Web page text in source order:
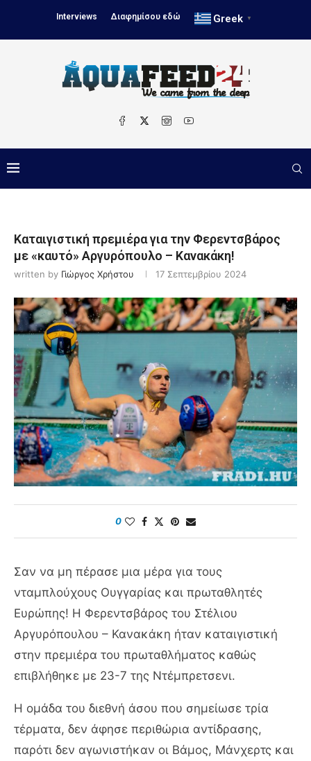
Interviews Διαφημίσου εδώ Greek ▼
Καταιγιστική πρεμιέρα για την Φερεντσβάρος
με «καυτό» Αργυρόπουλο – Κανακάκη!
written by Γιώργος Χρήστου 17 Σεπτεμβρίου 2024
0
Σαν να μη πέρασε μια μέρα για τους
νταμπλούχους Ουγγαρίας και πρωταθλητές
Ευρώπης! Η Φερεντσβάρος του Στέλιου
Αργυρόπουλου – Κανακάκη ήταν καταιγιστική
στην πρεμιέρα του πρωταθλήματος καθώς
επιβλήθηκε με 23-7 της Ντέμπρετσενι.
Η ομάδα του διεθνή άσου που σημείωσε τρία
τέρματα, δεν άφησε περιθώρια αντίδρασης,
παρότι δεν αγωνιστήκαν οι Βάμος, Μάνχερτς και